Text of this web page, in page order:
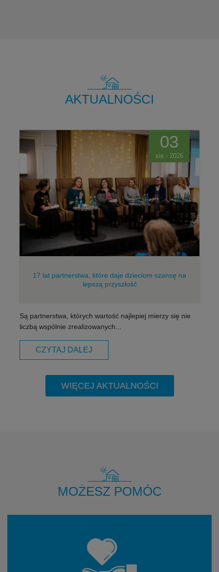
AKTUALNOŚCI
03
sie - 2026
17 lat partnerstwa, które daje dzieciom szansę na
lepszą przyszłość
Są partnerstwa, których wartość najlepiej mierzy się nie
liczbą wspólnie zrealizowanych...
CZYTAJ DALEJ
WIĘCEJ AKTUALNOŚCI
MOŻESZ POMÓC